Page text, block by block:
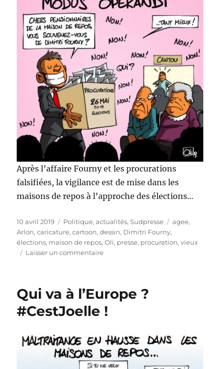
Après l’affaire Fourny et les procurations
falsifiées, la vigilance est de mise dans les
maisons de repos à l’approche des élections…
Publié
le
10 avril 2019 Catégories
Politique, actualités,Sudpresse Étiquettes
agee,
Arlon,caricature,cartoon,dessin, Dimitri Fourny,
élections, maison de repos,Oli, presse, procuration,vieux
Laisser un commentairesur
Qui va à l’Europe ?
#CestJoelle !